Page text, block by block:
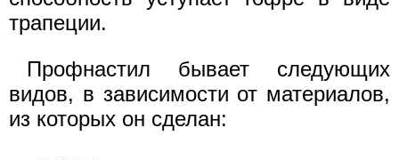
трапеции.
Профнастил бывает следующих
видов, в зависимости от материалов,
из которых он сделан: